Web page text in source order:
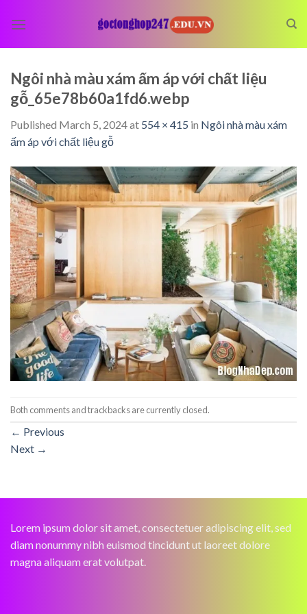
Ngôi nhà màu xám ấm áp với chất liệu
gỗ_65e78b60a1fd6.webp
Published March 5, 2024at 554 × 415 in Ngôi nhà màu xám
ấm áp với chất liệu gỗ
Both comments and trackbacks are currently closed.
← Previous
Next →
Lorem ipsum dolor sit amet, consectetuer adipiscing elit, sed
diam nonummy nibh euismod tincidunt ut laoreet dolore
magna aliquam erat volutpat.